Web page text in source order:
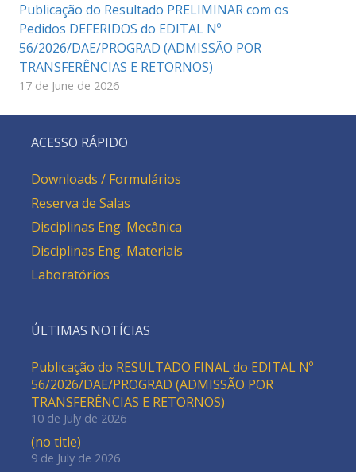
Publicação do Resultado PRELIMINAR com os
Pedidos DEFERIDOS do EDITAL Nº
56/2026/DAE/PROGRAD (ADMISSÃO POR
TRANSFERÊNCIAS E RETORNOS)
17 de June de 2026
ACESSO RÁPIDO
Downloads / Formulários
Reserva de Salas
Disciplinas Eng. Mecânica
Disciplinas Eng. Materiais
Laboratórios
ÚLTIMAS NOTÍCIAS
Publicação do RESULTADO FINAL do EDITAL Nº
56/2026/DAE/PROGRAD (ADMISSÃO POR
TRANSFERÊNCIAS E RETORNOS)
10 de July de 2026
(no title)
9 de July de 2026